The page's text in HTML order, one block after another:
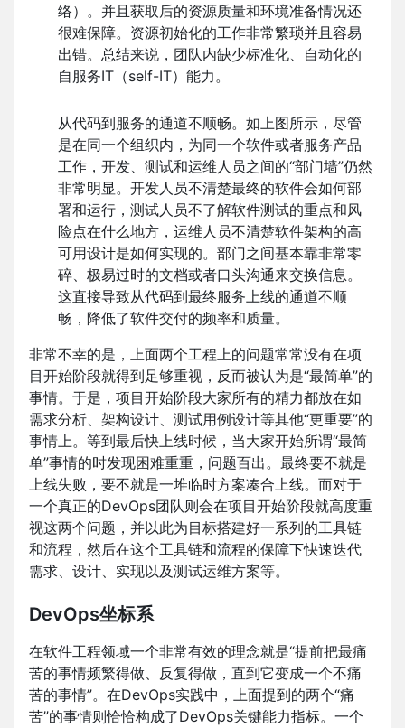
络）。并且获取后的资源质量和环境准备情况还
很难保障。资源初始化的工作非常繁琐并且容易
出错。总结来说，团队内缺少标准化、自动化的
自服务IT（self-IT）能力。
从代码到服务的通道不顺畅。如上图所示，尽管
是在同一个组织内，为同一个软件或者服务产品
工作，开发、测试和运维人员之间的“部门墙”仍然
非常明显。开发人员不清楚最终的软件会如何部
署和运行，测试人员不了解软件测试的重点和风
险点在什么地方，运维人员不清楚软件架构的高
可用设计是如何实现的。部门之间基本靠非常零
碎、极易过时的文档或者口头沟通来交换信息。
这直接导致从代码到最终服务上线的通道不顺
畅，降低了软件交付的频率和质量。
非常不幸的是，上面两个工程上的问题常常没有在项
目开始阶段就得到足够重视，反而被认为是“最简单”的
事情。于是，项目开始阶段大家所有的精力都放在如
需求分析、架构设计、测试用例设计等其他“更重要”的
事情上。等到最后快上线时候，当大家开始所谓“最简
单”事情的时发现困难重重，问题百出。最终要不就是
上线失败，要不就是一堆临时方案凑合上线。而对于
一个真正的DevOps团队则会在项目开始阶段就高度重
视这两个问题，并以此为目标搭建好一系列的工具链
和流程，然后在这个工具链和流程的保障下快速迭代
需求、设计、实现以及测试运维方案等。
DevOps坐标系
在软件工程领域一个非常有效的理念就是“提前把最痛
苦的事情频繁得做、反复得做，直到它变成一个不痛
苦的事情”。在DevOps实践中，上面提到的两个“痛
苦”的事情则恰恰构成了DevOps关键能力指标。一个